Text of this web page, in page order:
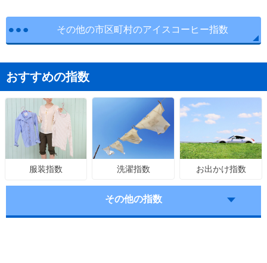
その他の市区町村のアイスコーヒー指数
おすすめの指数
服装指数 洗濯指数 お出かけ指数
その他の指数